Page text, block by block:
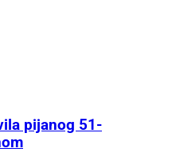
pijanog 51-